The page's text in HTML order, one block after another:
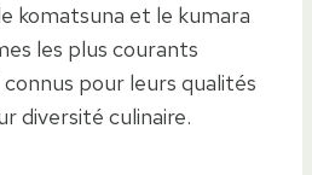
komatsuna et le kumara
les plus courants
pour leurs qualités
diversité culinaire.